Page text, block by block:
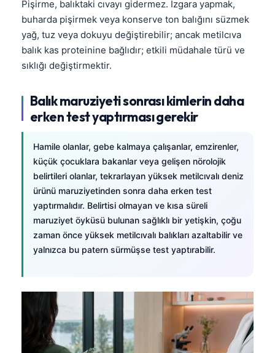
Pişirme, balıktaki cıvayı gidermez. Izgara yapmak,
buharda pişirmek veya konserve ton balığını süzmek
yağ, tuz veya dokuyu değiştirebilir; ancak metilcıva
balık kas proteinine bağlıdır; etkili müdahale türü ve
sıklığı değiştirmektir.
Balık maruziyeti sonrası kimlerin daha
erken test yaptırması gerekir
Hamile olanlar, gebe kalmaya çalışanlar, emzirenler,
küçük çocuklara bakanlar veya gelişen nörolojik
belirtileri olanlar, tekrarlayan yüksek metilcıvalı deniz
ürünü maruziyetinden sonra daha erken test
yaptırmalıdır. Belirtisi olmayan ve kısa süreli
maruziyet öyküsü bulunan sağlıklı bir yetişkin, çoğu
zaman önce yüksek metilcıvalı balıkları azaltabilir ve
yalnızca bu patern sürmüşse test yaptırabilir.